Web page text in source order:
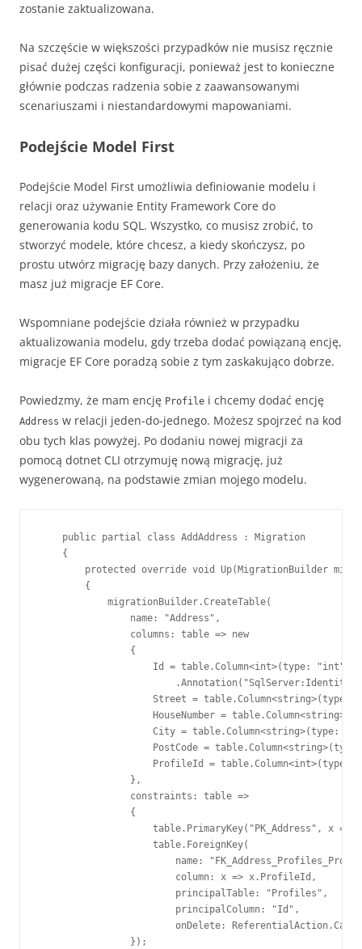
zostanie zaktualizowana.
Na szczęście w większości przypadków nie musisz ręcznie
pisać dużej części konfiguracji, ponieważ jest to konieczne
głównie podczas radzenia sobie z zaawansowanymi
scenariuszami i niestandardowymi mapowaniami.
Podejście Model First
Podejście Model First umożliwia definiowanie modelu i
relacji oraz używanie Entity Framework Core do
generowania kodu SQL. Wszystko, co musisz zrobić, to
stworzyć modele, które chcesz, a kiedy skończysz, po
prostu utwórz migrację bazy danych. Przy założeniu, że
masz już migracje EF Core.
Wspomniane podejście działa również w przypadku
aktualizowania modelu, gdy trzeba dodać powiązaną encję,
migracje EF Core poradzą sobie z tym zaskakująco dobrze.
Powiedzmy, że mam encję Profile i chcemy dodać encję
Address w relacji jeden-do-jednego. Możesz spojrzeć na kod
obu tych klas powyżej. Po dodaniu nowej migracji za
pomocą dotnet CLI otrzymuję nową migrację, już
wygenerowaną, na podstawie zmian mojego modelu.
    public partial class AddAddress : Migration
    {
protected override void Up(MigrationBuilder
        {
            migrationBuilder.CreateTable(
                name: "Address",
                columns: table => new
                {
Id = table.Column<int>(type: "int",
Street = table.Column<string>(type:
HouseNumber =
City = table.Column<string>(type:
PostCode =
ProfileId = table.Column<int>(type:
                },
                constraints: table =>
                {
table.PrimaryKey("PK_Address", x =>
                    table.ForeignKey(
name:
                        column: x => x.ProfileId,
                        principalTable: "Profiles",
                        principalColumn: "Id",
onDelete:
                });